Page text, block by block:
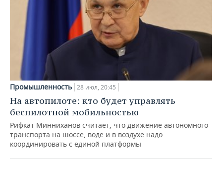
Промышленность 28 июл, 20:45
На автопилоте: кто будет управлять
беспилотной мобильностью
Рифкат Минниханов считает, что движение автономного
транспорта на шоссе, воде и в воздухе надо
координировать с единой платформы